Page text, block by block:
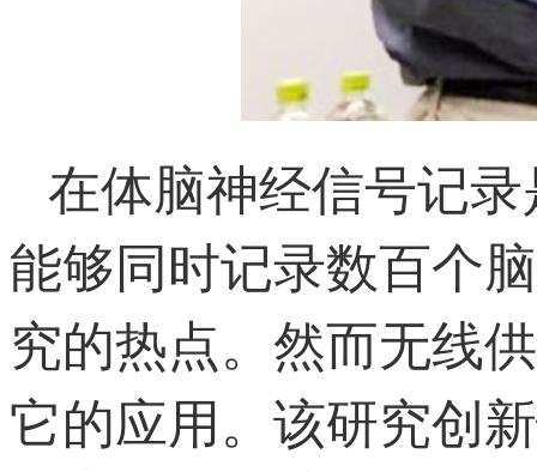
在体脑神经信号记
能够同时记录数百个
究的热点。然而无线
它的应用。该研究创